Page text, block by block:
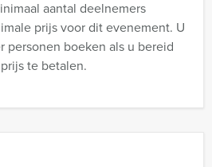
aantal deelnemers
prijs voor dit evenement. U
personen boeken als u bereid
te betalen.